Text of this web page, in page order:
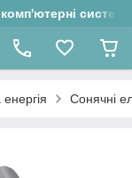
системи
Сонячні